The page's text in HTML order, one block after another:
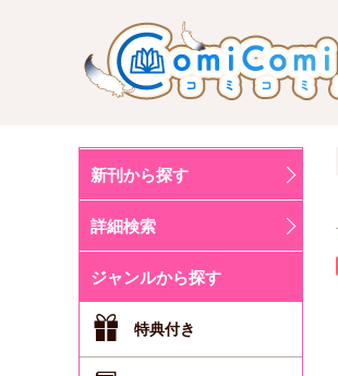
新刊から探す
詳細検索
ジャンルから探す
特典付き